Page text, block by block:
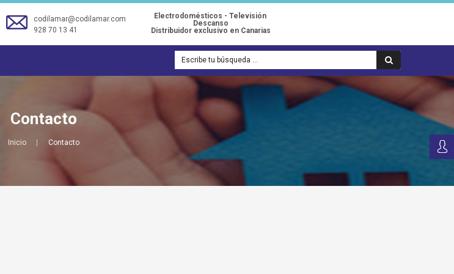
codilamar@codilamar.com
928 70 13 41
Electrodomésticos - Televisión
Descanso
Distribuidor exclusivo en Canarias
Contacto
Inicio Contacto